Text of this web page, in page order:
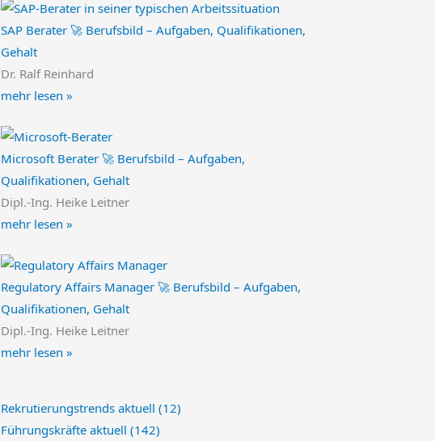
SAP Berater 🚀 Berufsbild – Aufgaben, Qualifikationen,
Gehalt
Dr. Ralf Reinhard
mehr lesen »
Microsoft Berater 🚀 Berufsbild – Aufgaben,
Qualifikationen, Gehalt
Dipl.-Ing. Heike Leitner
mehr lesen »
Regulatory Affairs Manager 🚀 Berufsbild – Aufgaben,
Qualifikationen, Gehalt
Dipl.-Ing. Heike Leitner
mehr lesen »
Rekrutierungstrends aktuell (12)
Führungskräfte aktuell (142)